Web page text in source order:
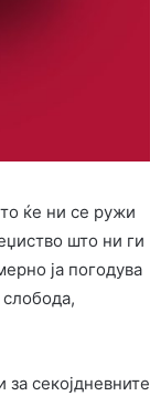
ќе ни се ружи
што ни ги
ја погодува
секојдневните